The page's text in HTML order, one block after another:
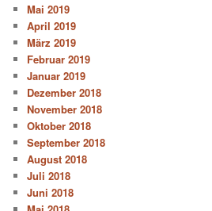
Mai 2019
April 2019
März 2019
Februar 2019
Januar 2019
Dezember 2018
November 2018
Oktober 2018
September 2018
August 2018
Juli 2018
Juni 2018